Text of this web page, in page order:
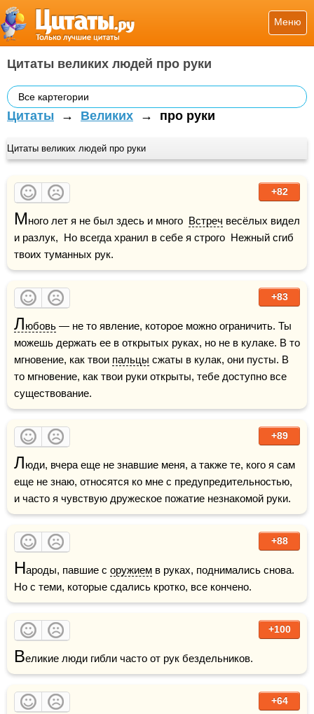
Меню
Цитаты великих людей про руки
Все картегории
Цитаты → Великих → про руки
Цитаты великих людей про руки
+82
Много лет я не был здесь и много Встреч весёлых видел
и разлук,  Но всегда хранил в себе я строго  Нежный сгиб
твоих туманных рук.
+83
Любовь — не то явление, которое можно ограничить. Ты
можешь держать ее в открытых руках, но не в кулаке. В то
мгновение, как твои пальцы сжаты в кулак, они пусты. В
то мгновение, как твои руки открыты, тебе доступно все
существование.
+89
Люди, вчера еще не знавшие меня, а также те, кого я сам
еще не знаю, относятся ко мне с предупредительностью,
и часто я чувствую дружеское пожатие незнакомой руки.
+88
Народы, павшие с оружием в руках, поднимались снова.
Но с теми, которые сдались кротко, все кончено.
+100
Великие люди гибли часто от рук бездельников.
+64